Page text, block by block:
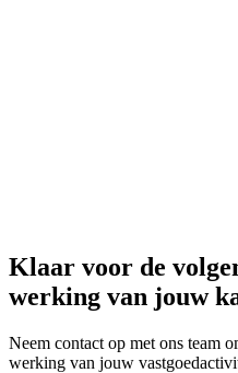
Klaar voor de
werking van jouw
Neem contact op met ons team
werking van jouw